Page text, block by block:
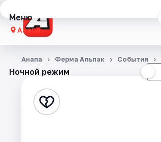
Меню
Анапа
Концерты
Стендап
Ночной режим
Анапа Ферма Альпак События